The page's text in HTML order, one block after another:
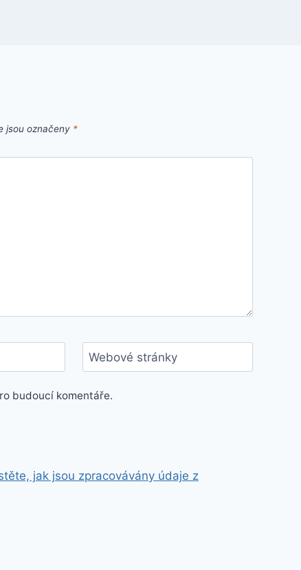
jsou označeny *
Webové stránky
budoucí komentáře.
jak jsou zpracovávány údaje z